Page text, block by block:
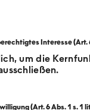
um die